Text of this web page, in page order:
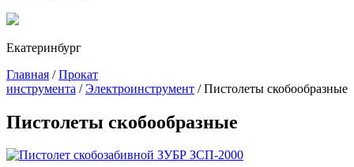
Екатеринбург
Главная /Прокат
инструмента /Электроинструмент / Пистолеты скобообразные
Пистолеты скобообразные